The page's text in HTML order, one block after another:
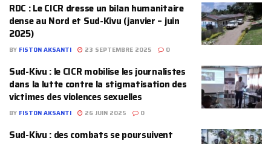
‎RDC : Le CICR dresse un bilan humanitaire
dense au Nord et Sud-Kivu (janvier – juin
2025)
BY FISTON AKSANTI 23 SEPTEMBRE 2025 0
Sud-Kivu : le CICR mobilise les journalistes
dans la lutte contre la stigmatisation des
victimes des violences sexuelles
BY FISTON AKSANTI 26 JUIN 2025 0
Sud-Kivu : des combats se poursuivent